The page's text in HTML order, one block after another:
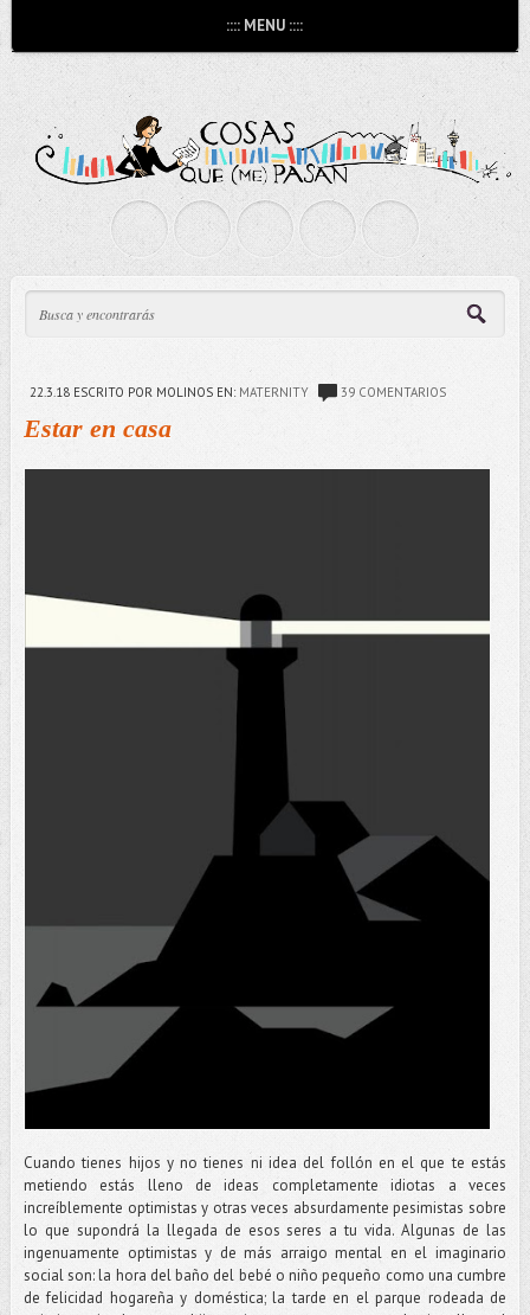
:::: MENU ::::
22.3.18ESCRITO POR MOLINOS EN: MATERNITY 39 COMENTARIOS
Estar en casa
Cuando tienes hijos y no tienes ni idea del follón en el que te estás
metiendo estás lleno de ideas completamente idiotas a veces
increíblemente optimistas y otras veces absurdamente pesimistas sobre
lo que supondrá la llegada de esos seres a tu vida. Algunas de las
ingenuamente optimistas y de más arraigo mental en el imaginario
social son: la hora del baño del bebé o niño pequeño como una cumbre
de felicidad hogareña y doméstica; la tarde en el parque rodeada de